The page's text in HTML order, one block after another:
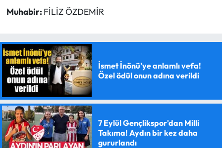
Muhabir: FİLİZ ÖZDEMİR
İsmet İnönü'ye anlamlı vefa!
Özel ödül onun adına verildi
7 Eylül Gençlikspor'dan Milli
Takıma! Aydın bir kez daha
gururlandı